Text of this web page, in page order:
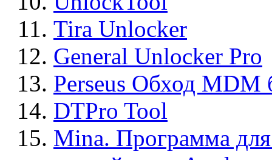
Tira Unlocker
General Unlocker Pro
Perseus Обход MDM
DTPro Tool
Mina. Программа